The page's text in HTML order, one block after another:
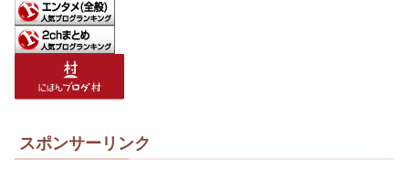
スポンサーリンク